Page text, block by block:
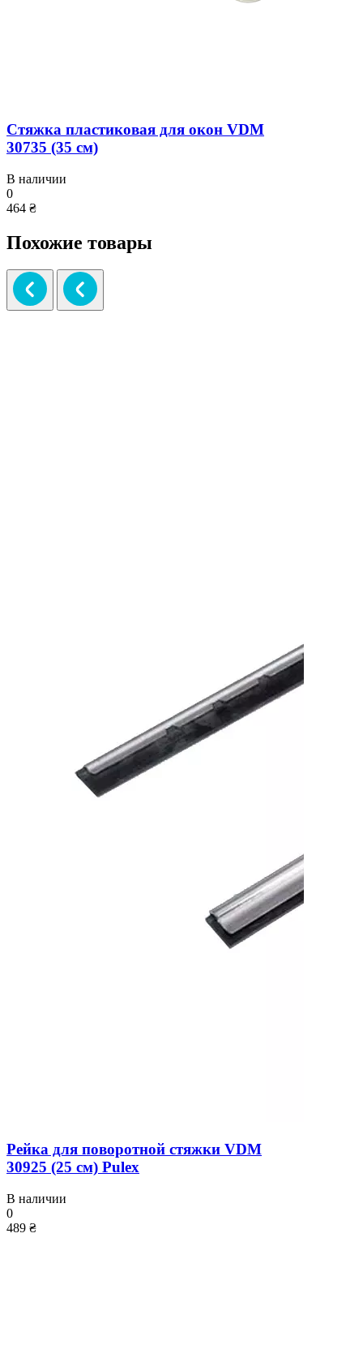
Стяжка пластиковая для окон VDM
30735 (35 см)
В наличии
0
464 ₴
Похожие товары
Рейка для поворотной стяжки VDM
30925 (25 см) Pulex
В наличии
0
489 ₴